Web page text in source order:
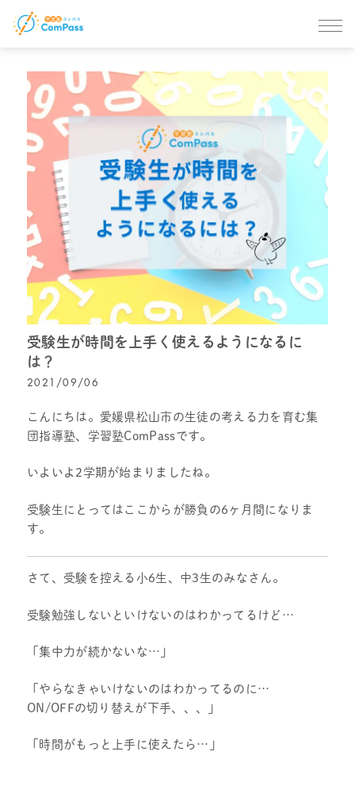
受験生が時間を上手く使えるようになるに
は？
2021/09/06
こんにちは。愛媛県松山市の生徒の考える力を育む集
団指導塾、学習塾ComPassです。
いよいよ2学期が始まりましたね。
受験生にとってはここからが勝負の6ヶ月間になりま
す。
さて、受験を控える小6生、中3生のみなさん。
受験勉強しないといけないのはわかってるけど…
「集中力が続かないな…」
「やらなきゃいけないのはわかってるのに…
ON/OFFの切り替えが下手、、、」
「時間がもっと上手に使えたら…」